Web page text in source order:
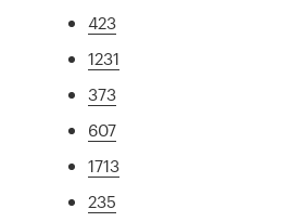
423
1231
373
607
1713
235